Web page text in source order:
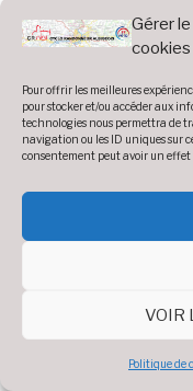
Gérer
cookies
Pour offrir les meilleures
pour stocker et/ou accéder aux
technologies nous permettra de
navigation ou les ID uniques sur
consentement peut avoir un
VOIR
Politique de
Accueil»Photos»
AG